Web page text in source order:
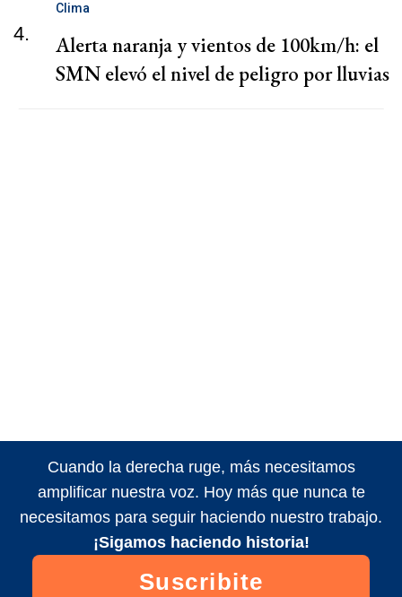
4.
Clima
Alerta naranja y vientos de 100km/h: el
SMN elevó el nivel de peligro por lluvias
Cuando la derecha ruge, más necesitamos
amplificar nuestra voz. Hoy más que nunca te
necesitamos para seguir haciendo nuestro trabajo.
¡Sigamos haciendo historia!
Suscribite